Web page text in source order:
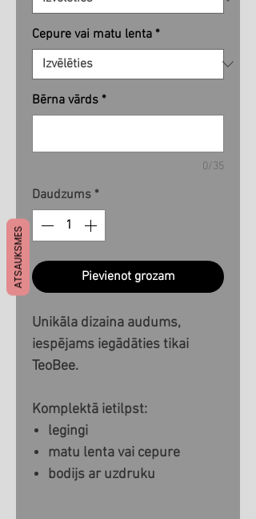
Cepure vai matu lenta *
Bērna vārds *
0/35
Daudzums *
Pievienot grozam
Unikāla dizaina audums,
iespējams iegādāties tikai
TeoBee.
Komplektā ietilpst:
legingi
matu lenta vai cepure
bodijs ar uzdruku
ATSAUKSMES